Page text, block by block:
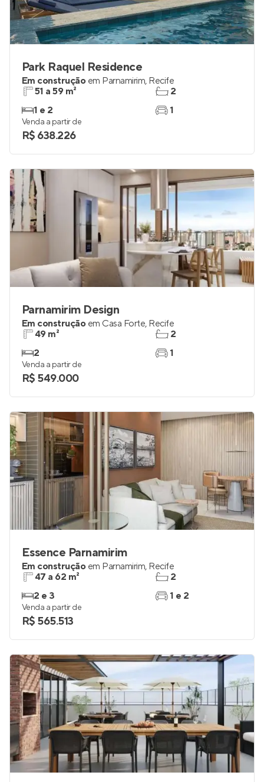
Park Raquel Residence
Em construção em Parnamirim, Recife
51 a 59 m²
1 e 2
2
1
Venda a partir de
R$ 638.226
Parnamirim Design
Em construção em Casa Forte, Recife
49 m²
2
2
1
Venda a partir de
R$ 549.000
Essence Parnamirim
Em construção em Parnamirim, Recife
47 a 62 m²
2 e 3
2
1 e 2
Venda a partir de
R$ 565.513